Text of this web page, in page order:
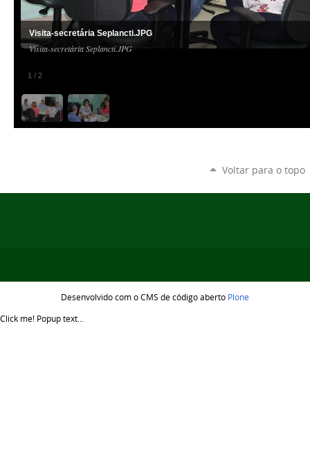
1 / 2
Visita-secretária Seplancti.JPG
Visita-secretária Seplancti.JPG
Voltar para o topo
Desenvolvido com o CMS de código aberto Plone
Click me! Popup text...